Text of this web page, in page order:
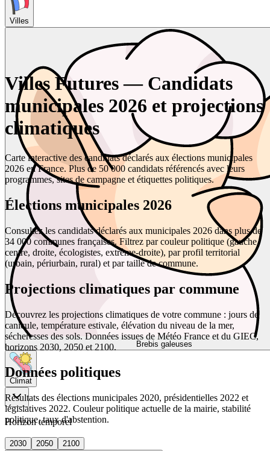
Villes
Brebis galeuses
Climat
Horizon temporel
2030 2050
2100
Villes Futures — Candidats
municipales 2026 et projections
climatiques
Carte interactive des candidats déclarés aux élections municipales
2026 en France. Plus de 50 000 candidats référencés avec leurs
programmes, sites de campagne et étiquettes politiques.
Élections municipales 2026
Consultez les candidats déclarés aux municipales 2026 dans plus de
34 000 communes françaises. Filtrez par couleur politique (gauche,
centre, droite, écologistes, extrême-droite), par profil territorial
(urbain, périurbain, rural) et par taille de commune.
Projections climatiques par commune
Découvrez les projections climatiques de votre commune : jours de
canicule, température estivale, élévation du niveau de la mer,
sécheresses des sols. Données issues de Météo France et du GIEC,
horizons 2030, 2050 et 2100.
Données politiques
Résultats des élections municipales 2020, présidentielles 2022 et
législatives 2022. Couleur politique actuelle de la mairie, stabilité
politique, taux d'abstention.